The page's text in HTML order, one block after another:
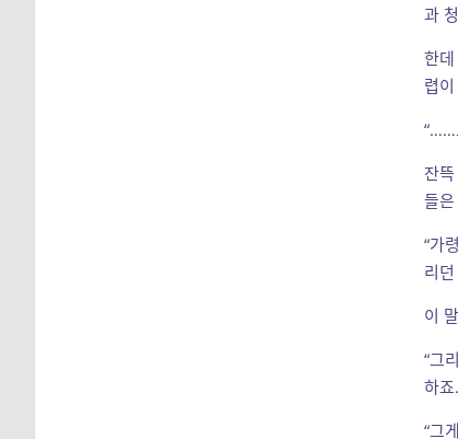
과
한
렵
“……
잔
들
“가
리
이
“그
하죠
“그